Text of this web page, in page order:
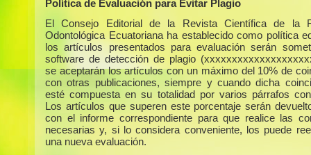
Política de Evaluación para Evitar Plagio
El Consejo Editorial de la Revista Científica de la
Odontológica Ecuatoriana ha establecido como política
los artículos presentados para evaluación serán
software de detección de plagio
se aceptarán los artículos con un máximo del 10% de
con otras publicaciones, siempre y cuando dicha
esté compuesta en su totalidad por varios párrafos
Los artículos que superen este porcentaje serán
con el informe correspondiente para que realice las
necesarias y, si lo considera conveniente, los puede
una nueva evaluación.